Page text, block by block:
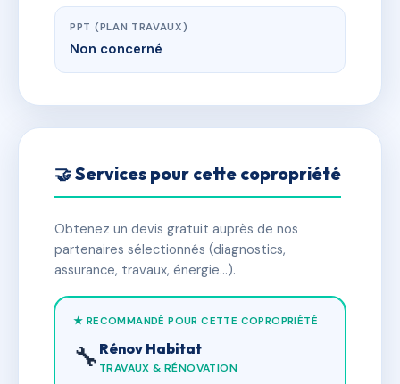
PPT (PLAN TRAVAUX)
Non concerné
🤝 Services pour cette copropriété
Obtenez un devis gratuit auprès de nos
partenaires sélectionnés (diagnostics,
assurance, travaux, énergie…).
★ RECOMMANDÉ POUR CETTE COPROPRIÉTÉ
🔧 Rénov Habitat
TRAVAUX & RÉNOVATION